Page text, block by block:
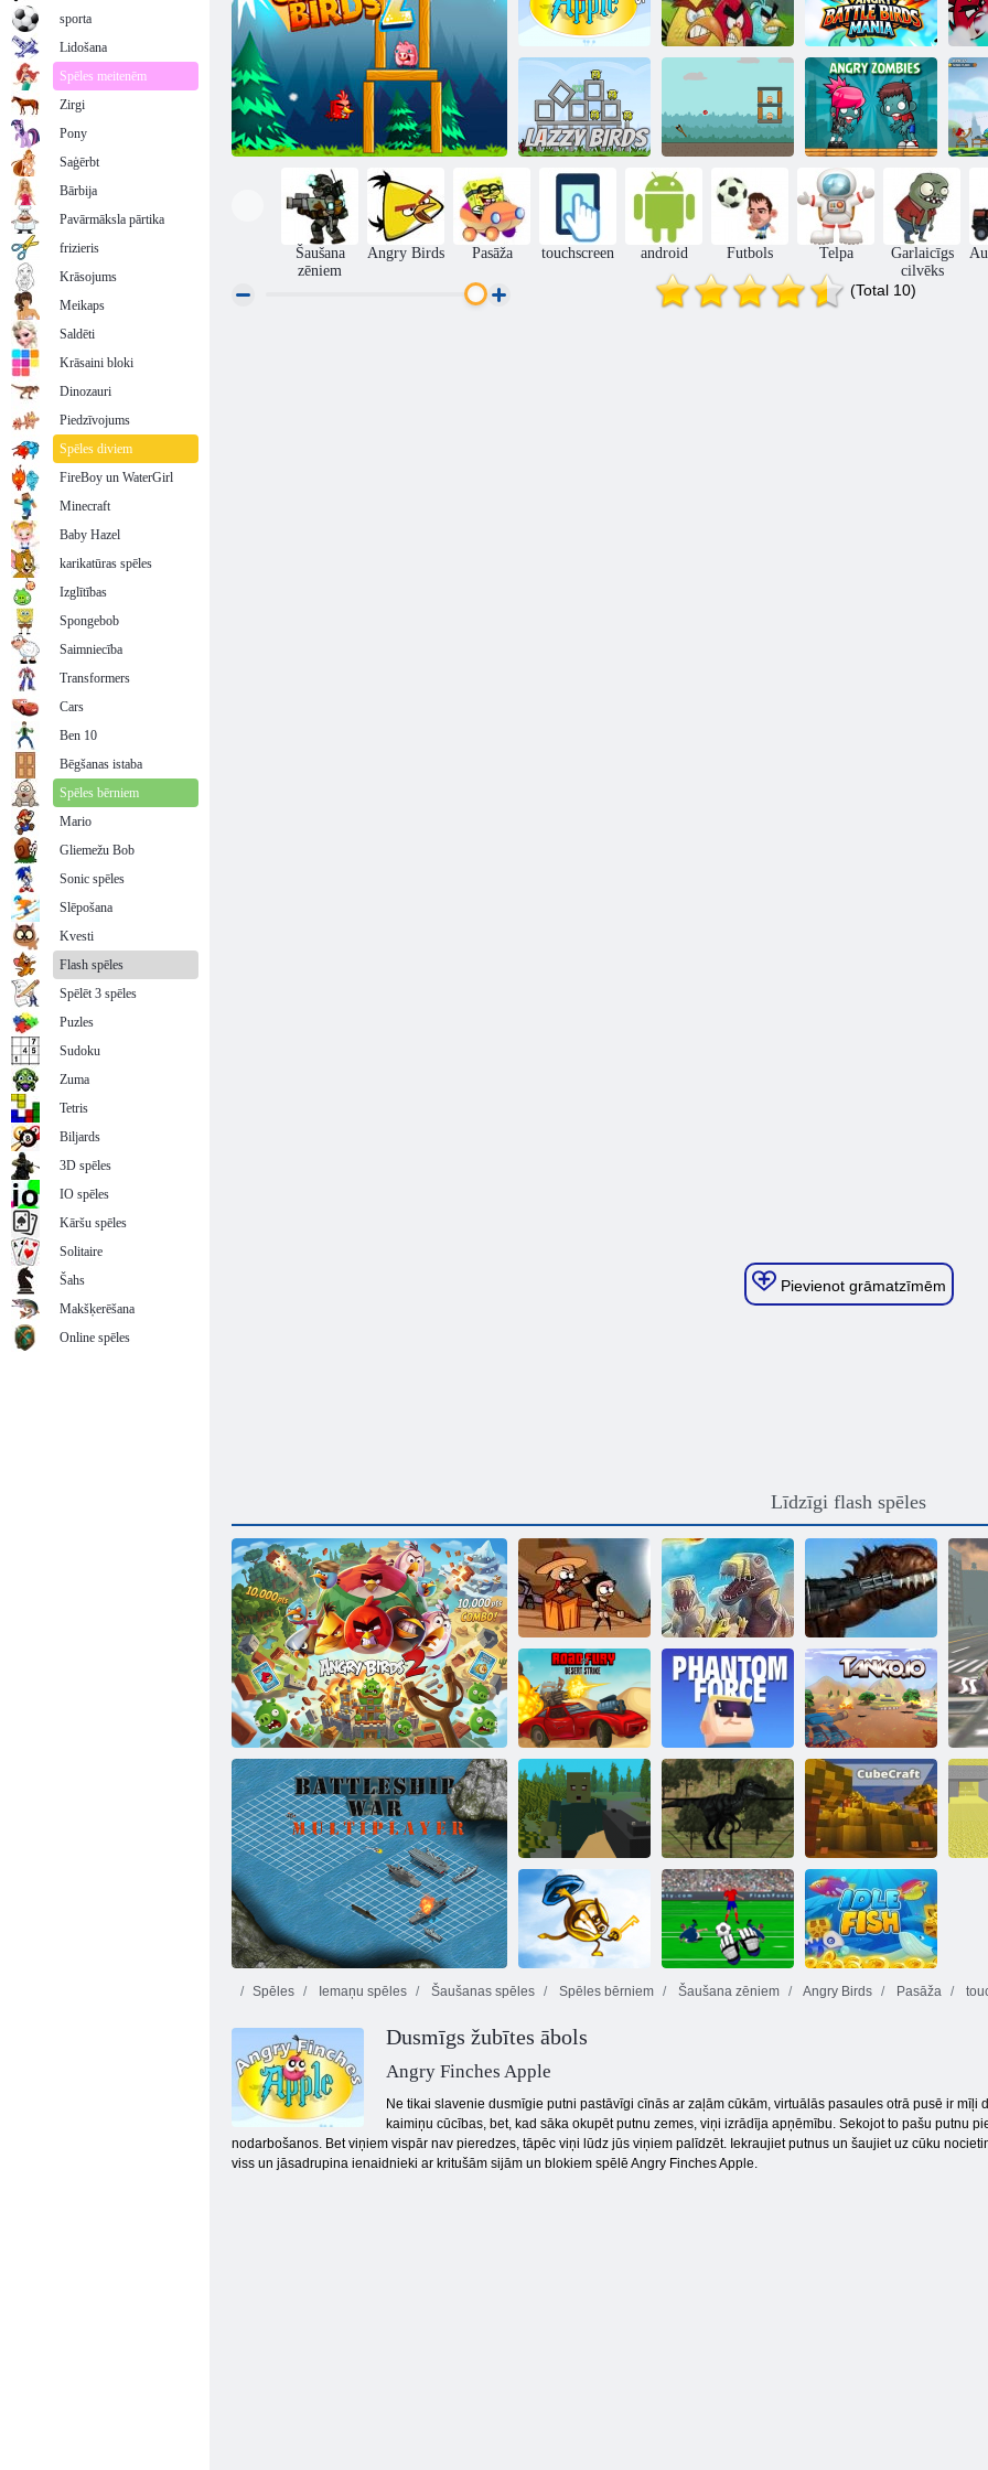
Dusmīgās
žubītes
Dusmīgi putni
sakrīt 3
Dusmīgi kaujas
putni mānija
Lazzy putni
Dusmīgas
bumbas
nojaukšana
Dusmīgie
zombiji
Šaušana
zēniem
Angry Birds Pasāža touchscreen android Futbols Telpa
Garlaicīgs
cilvēks
(Total 10)
Pievienot grāmatzīmēm
Līdzīgi flash spēles
Angry Birds 2
Zombiji nespēj
lēkt
D-Day: Rush -
Tower Defense
Meksika Rex
Fury tuksneša
streika ceļš
Kogama
Phantom Force
Kareivju karš multiplayer
Tanko. io
Pikseļu
izdzīvošana
Jurassic Dino
Medības
Kogama:
Cubecraft
Key & Shield
Spēles Iemaņu spēles Šaušanas spēles Spēles bērniem Šaušana zēniem Angry Birds Pasāža
Dusmīgs žubītes ābols
Angry Finches Apple
Ne tikai slavenie dusmīgie putni pastāvīgi cīnās ar zaļām cūkām, virtuālās pasaules otrā pusē ir
kaimiņu cūcības, bet, kad sāka okupēt putnu zemes, viņi izrādīja apņēmību. Sekojot to pašu putnu
nodarbošanos. Bet viņiem vispār nav pieredzes, tāpēc viņi lūdz jūs viņiem palīdzēt. Iekraujiet putnus un šaujiet uz cūku
viss un jāsadrupina ienaidnieki ar kritušām sijām un blokiem spēlē Angry Finches Apple.
sporta
Lidošana
Spēles meitenēm
Zirgi
Pony
Saģērbt
Bārbija
Pavārmāksla pārtika
frizieris
Krāsojums
Meikaps
Saldēti
Krāsaini bloki
Dinozauri
Piedzīvojums
Spēles diviem
FireBoy un WaterGirl
Minecraft
Baby Hazel
karikatūras spēles
Izglītības
Spongebob
Saimniecība
Transformers
Cars
Ben 10
Bēgšanas istaba
Spēles bērniem
Mario
Gliemežu Bob
Sonic spēles
Slēpošana
Kvesti
Flash spēles
Spēlēt 3 spēles
Puzles
Sudoku
Zuma
Tetris
Biljards
3D spēles
IO spēles
Kāršu spēles
Solitaire
Šahs
Makšķerēšana
Online spēles